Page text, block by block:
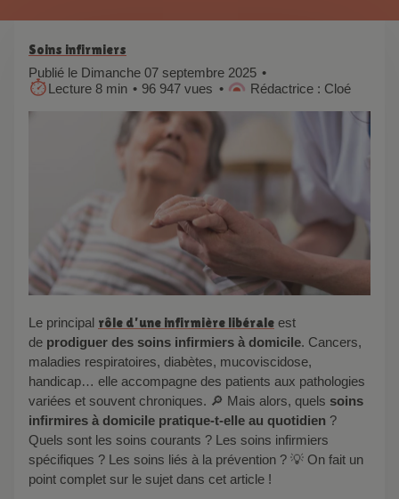
Soins infirmiers
Publié le Dimanche 07 septembre 2025
Lecture 8 min
96 947 vues Rédactrice : Cloé
Le principal rôle d’une infirmière libérale est
de prodiguer des soins infirmiers à domicile. Cancers,
maladies respiratoires, diabètes, mucoviscidose,
handicap… elle accompagne des patients aux pathologies
variées et souvent chroniques. 🔎 Mais alors, quels soins
infirmires à domicile pratique-t-elle au quotidien ?
Quels sont les soins courants ? Les soins infirmiers
spécifiques ? Les soins liés à la prévention ? 💡 On fait un
point complet sur le sujet dans cet article !